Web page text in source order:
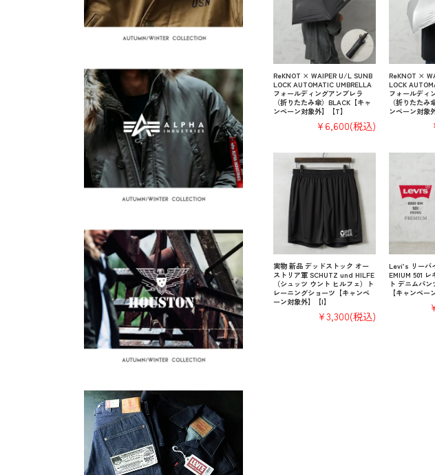
ReKNOT × WAIPER U/L SUNB
LOCK AUTOMATIC UMBRELLA
フォールディングアンブレラ
（折りたたみ傘）BLACK【キャ
ンペーン対象外】【T】
¥6,600(税込)
ReKNOT ×
LOCK
フォールディ
（折りたたみ
ンペーン対象
実物 新品 デッドストック オー
ストリア軍 SCHUTZ und HILFE
（シュッツ ウント ヒルフェ）ト
レーニングショーツ【キャンペ
ーン対象外】【I】
¥3,300(税込)
Levi’s リーバ
EMIUM 501
ト デニムパ
【キャンペー